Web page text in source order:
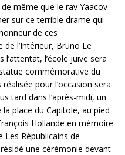
même que le rav Yaacov
sur ce terrible drame qui
de ces
l’Intérieur, Bruno Le
l’école juive sera
commémorative du
pour l’occasion sera
tard dans l’après-midi, un
place du Capitole, au pied
Hollande en mémoire
Les Républicains de
une cérémonie devant